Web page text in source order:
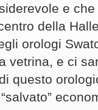
e
della
orologi
vetrina, e ci
questo